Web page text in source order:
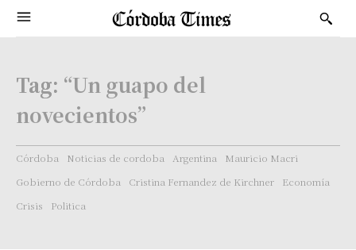
Tag: “Un guapo del
novecientos”
Córdoba Noticias de cordoba Argentina
Mauricio Macri
Gobierno de Córdoba
Cristina Fernandez de Kirchner
Economía
Crisis
Politica